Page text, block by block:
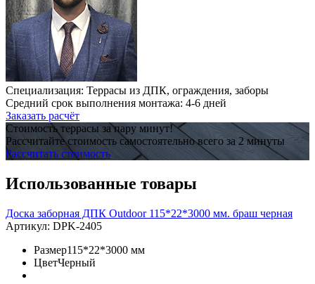
Специализация: Террасы из ДПК, ограждения, заборы
Средний срок выполнения монтажа: 4-6 дней
Заказать расчёт
Стоимость террасы за пару минут!
Рассчитайте стоимость самостоятельно всего за 2 минуты
Рассчитать стоимость
Использованные товары
Доска заборная ДПК Outdoor 115*22*3000 мм. браш черная
Артикул: DPK-2405
Размер115*22*3000 мм
ЦветЧерный